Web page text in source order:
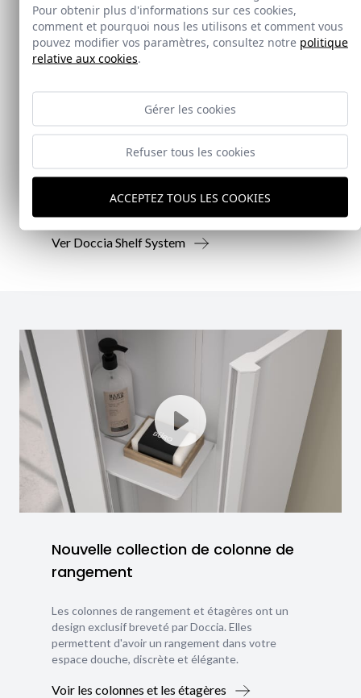
mampara de ducha y armario de cristal, pensado
para ofrecer una solución práctica, resistente y
Ver Doccia Shelf System
Nouvelle collection de colonne de
rangement
Les colonnes de rangement et étagères ont un
design exclusif breveté par Doccia. Elles
permettent d'avoir un rangement dans votre
espace douche, discrète et élégante.
Voir les colonnes et les étagères
Pour obtenir plus d'informations sur ces cookies,
comment et pourquoi nous les utilisons et comment vous
pouvez modifier vos paramètres, consultez notre politique
relative aux cookies.
Gérer les cookies
Refuser tous les cookies
ACCEPTEZ TOUS LES COOKIES